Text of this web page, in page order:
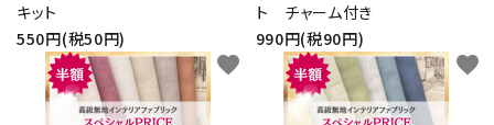
キット
550円(税50円)
ト チャーム付き
990円(税90円)
favorite favorite